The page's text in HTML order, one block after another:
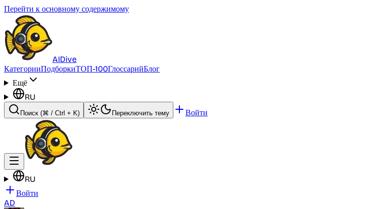
Перейти к основному содержимому
AIDive
КатегорииПодборкиТОП-100ГлоссарийБлог
Ещё
RU
Поиск (⌘ / Ctrl + K) Переключить тему Войти
RU
Войти
AD